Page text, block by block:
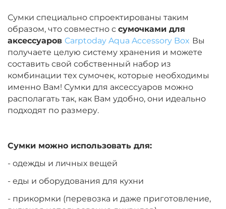
Сумки специально спроектированы таким
образом, что совместно с сумочками для
аксессуаров Carptoday Aqua Accessory Box Вы
получаете целую систему хранения и можете
составить свой собственный набор из
комбинации тех сумочек, которые необходимы
именно Вам! Сумки для аксессуаров можно
располагать так, как Вам удобно, они идеально
подходят по размеру.
Сумки можно использовать для:
- одежды и личных вещей
- еды и оборудования для кухни
- прикормки (перевозка и даже приготовление,